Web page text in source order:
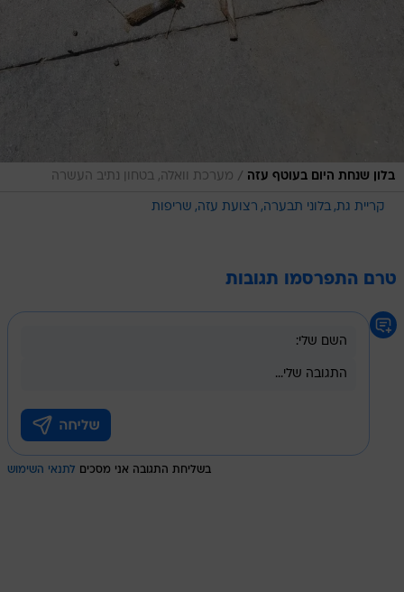
בלון שנחת היום בעוטף עזה / מערכת וואלה, בטחון נתיב העשרה
קריית גת בלוני תבערה רצועת עזה שריפות
טרם התפרסמו תגובות
בשליחת התגובה אני מסכים לתנאי השימוש